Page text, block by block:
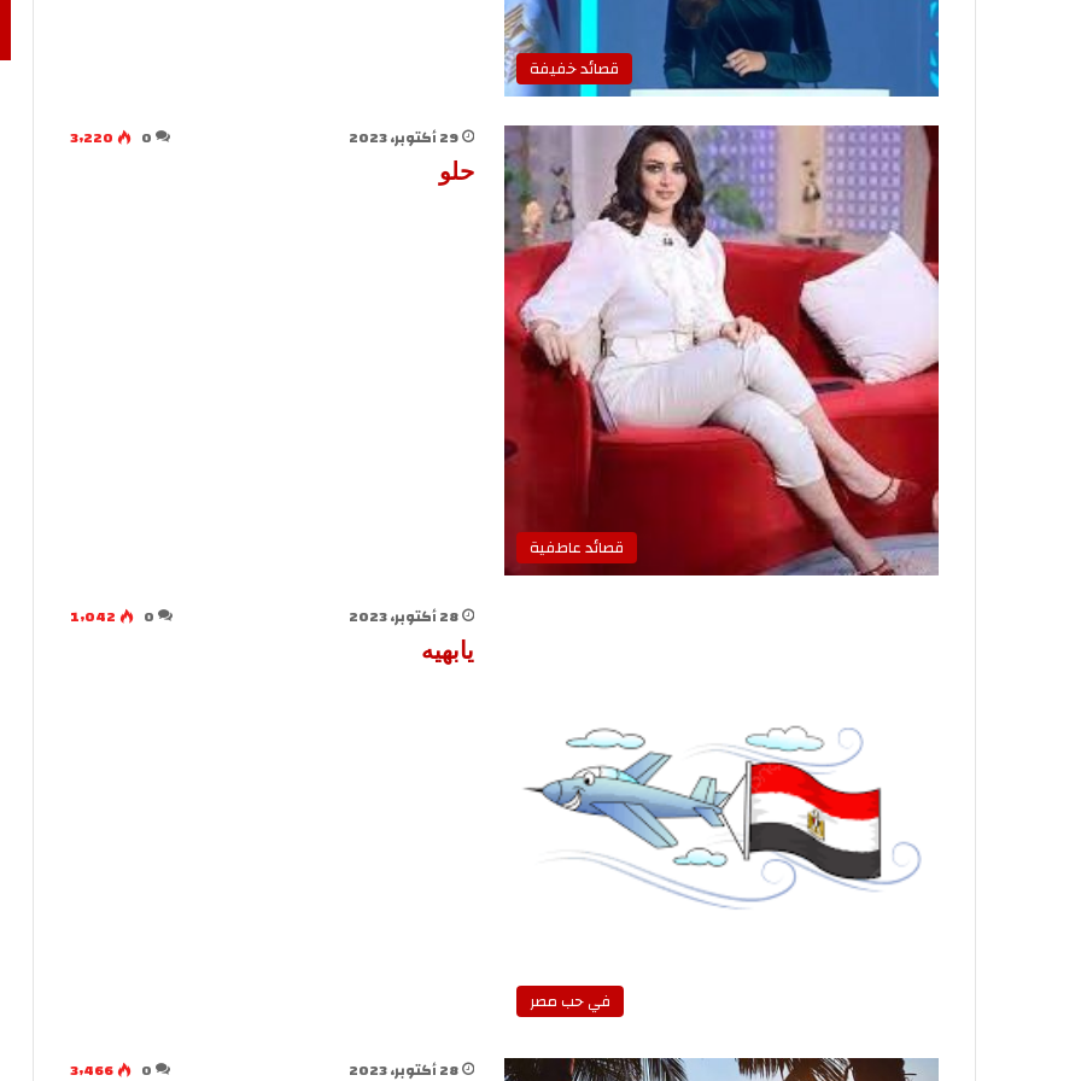
قصائد خفيفة
قصائد عاطفية
29 أكتوبر، 2023 0
3٬220
حلو
في حب مصر
28 أكتوبر، 2023 0
1٬042
يابهيه
28 أكتوبر، 2023 0 3٬466